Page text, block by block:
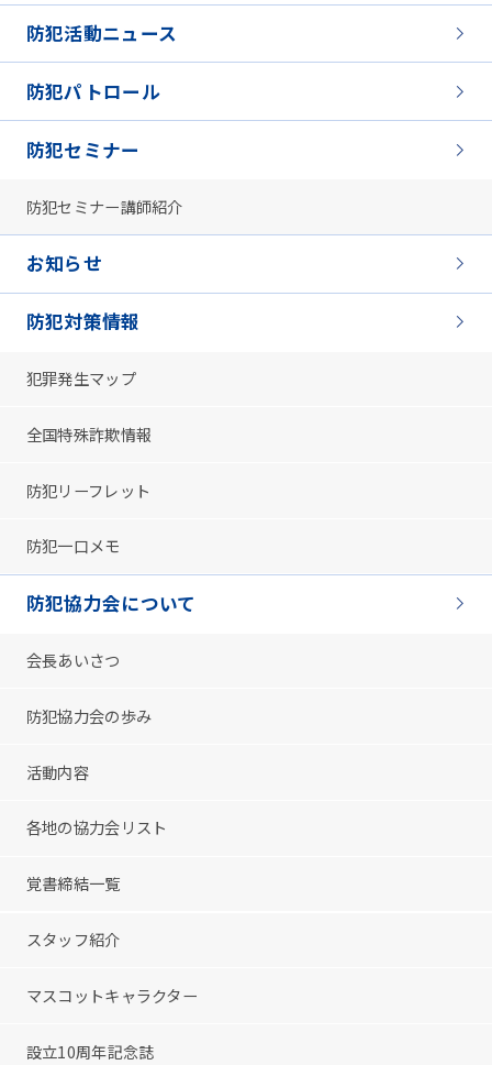
防犯活動ニュース
防犯パトロール
防犯セミナー
防犯セミナー講師紹介
お知らせ
防犯対策情報
犯罪発生マップ
全国特殊詐欺情報
防犯リーフレット
防犯一口メモ
防犯協力会について
会長あいさつ
防犯協力会の歩み
活動内容
各地の協力会リスト
覚書締結一覧
スタッフ紹介
マスコットキャラクター
設立10周年記念誌